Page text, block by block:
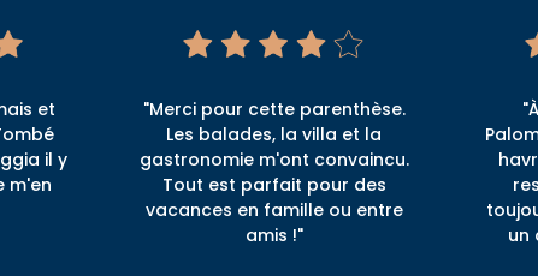
et
il y
m'en
"Merci pour cette parenthèse.
Les balades, la villa et la
gastronomie m'ont convaincu.
Tout est parfait pour des
vacances en famille ou entre
amis !"
un